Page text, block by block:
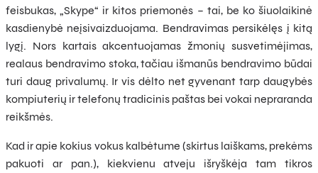
feisbukas, „Skype“ ir kitos priemonės – tai, be ko šiuolaikinė
kasdienybė neįsivaizduojama. Bendravimas persikėlęs į kitą
lygį. Nors kartais akcentuojamas žmonių susvetimėjimas,
realaus bendravimo stoka, tačiau išmanūs bendravimo būdai
turi daug privalumų. Ir vis dėlto net gyvenant tarp daugybės
kompiuterių ir telefonų tradicinis paštas bei vokai nepraranda
reikšmės.
Kad ir apie kokius vokus kalbėtume (skirtus laiškams, prekėms
pakuoti ar pan.), kiekvienu atveju išryškėja tam tikros